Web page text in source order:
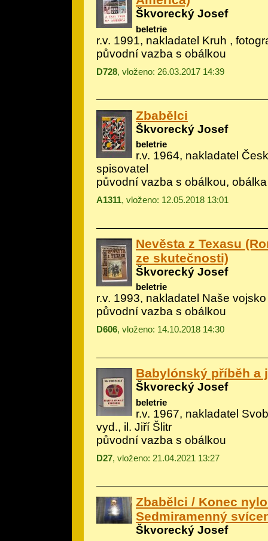
Škvorecký Josef
beletrie
r.v. 1991, nakladatel Kruh ,
původní vazba s obálkou
D728, vloženo: 26.03.2017 14:39
Zbabělci
Škvorecký Josef
beletrie
r.v. 1964, nakladatel
spisovatel
původní vazba s obálkou,
A1311, vloženo: 12.05.2018 13:01
Nevěsta z Texasu
ze skutečnosti)
Škvorecký Josef
beletrie
r.v. 1993, nakladatel Naše vojsko
původní vazba s obálkou
D606, vloženo: 14.10.2018 14:30
Babylónský příběh a
Škvorecký Josef
beletrie
r.v. 1967, nakladatel
vyd., il. Jiří Šlitr
původní vazba s obálkou
D27, vloženo: 21.04.2021 13:27
Zbabělci / Konec
Sedmiramenný
Škvorecký Josef